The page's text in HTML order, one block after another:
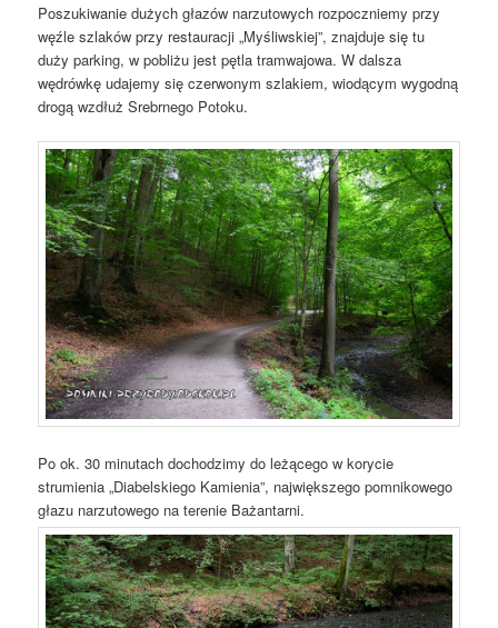
Poszukiwanie dużych głazów narzutowych rozpoczniemy przy
węźle szlaków przy restauracji „Myśliwskiej”, znajduje się tu
duży parking, w pobliżu jest pętla tramwajowa. W dalsza
wędrówkę udajemy się czerwonym szlakiem, wiodącym wygodną
drogą wzdłuż Srebrnego Potoku.
Po ok. 30 minutach dochodzimy do leżącego w korycie
strumienia „Diabelskiego Kamienia”, największego pomnikowego
głazu narzutowego na terenie Bażantarni.